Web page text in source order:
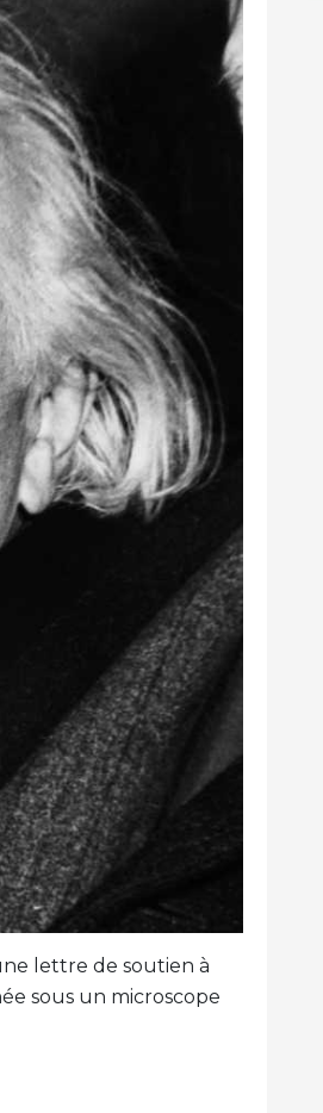
lettre de soutien à
sous un microscope